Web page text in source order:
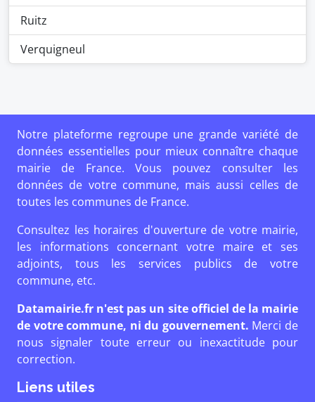
Ruitz
Verquigneul
Notre plateforme regroupe une grande variété de
données essentielles pour mieux connaître chaque
mairie de France. Vous pouvez consulter les
données de votre commune, mais aussi celles de
toutes les communes de France.
Consultez les horaires d'ouverture de votre mairie,
les informations concernant votre maire et ses
adjoints, tous les services publics de votre
commune, etc.
Datamairie.fr n'est pas un site officiel de la mairie
de votre commune, ni du gouvernement. Merci de
nous signaler toute erreur ou inexactitude pour
correction.
Liens utiles